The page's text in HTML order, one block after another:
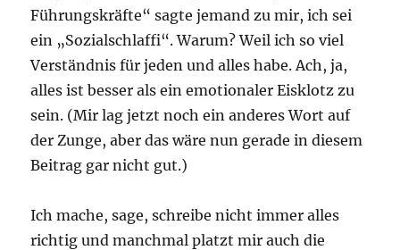
Führungskräfte“ sagte jemand zu mir, ich sei
ein „Sozialschlaffi“. Warum? Weil ich so viel
Verständnis für jeden und alles habe. Ach, ja,
alles ist besser als ein emotionaler Eisklotz zu
sein. (Mir lag jetzt noch ein anderes Wort auf
der Zunge, aber das wäre nun gerade in diesem
Beitrag gar nicht gut.)
Ich mache, sage, schreibe nicht immer alles
richtig und manchmal platzt mir auch die